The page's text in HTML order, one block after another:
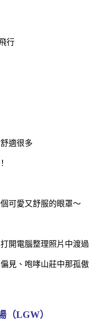
行
適很多
可愛又舒服的眼罩～
開電腦整理照片中渡過
見、咆哮山莊中那孤傲
（LGW）